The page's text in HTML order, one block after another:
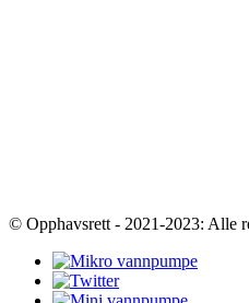
© Opphavsrett - 2021-2023: Alle